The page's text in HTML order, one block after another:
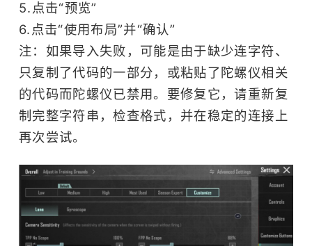
5.点击“预览”
6.点击“使用布局”并“确认”
注：如果导入失败，可能是由于缺少连字符、
只复制了代码的一部分，或粘贴了陀螺仪相关
的代码而陀螺仪已禁用。要修复它，请重新复
制完整字符串，检查格式，并在稳定的连接上
再次尝试。